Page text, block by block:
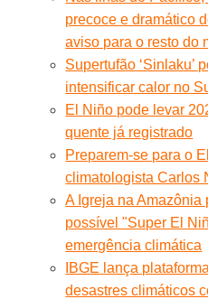
precoce e dramático
aviso para o resto do
Supertufão ‘Sinlaku’
intensificar calor no
El Niño pode levar
quente já registrado
Preparem-se para o
climatologista Carlos
A Igreja na Amazônia
possível "Super El
emergência climática
IBGE lança
desastres climáticos